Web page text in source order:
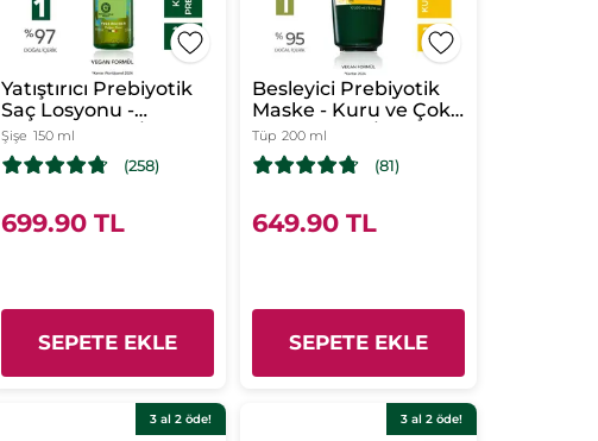
Yatıştırıcı Prebiyotik
Saç Losyonu -
Kepeğe Karşı / Anti
Pelliculaire -Vegan
Şişe 150 ml
(258)
699.90 TL
SEPETE EKLE
Besleyici Prebiyotik
Maske - Kuru ve Çok
Kuru Saçlar /
Nutrition - Vegan
Tüp 200 ml
(81)
649.90 TL
SEPETE EKLE
3 al 2 öde! 3 al 2 öde!